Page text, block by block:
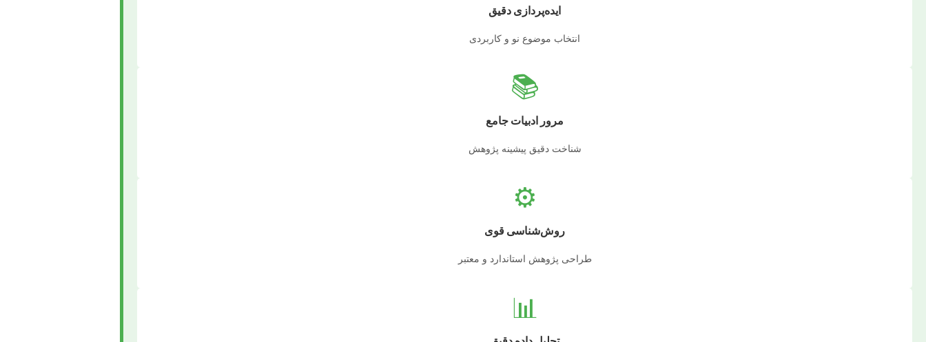
ایده‌پردازی دقیق
انتخاب موضوع نو و کاربردی
📚
مرور ادبیات جامع
شناخت دقیق پیشینه پژوهش
⚙️
روش‌شناسی قوی
طراحی پژوهش استاندارد و معتبر
📊